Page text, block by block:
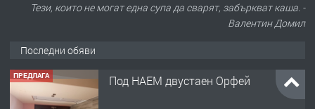
Тези, които не могат една супа да сварят, забъркват каша. -
Валентин Домил
Последни обяви
ПРЕДЛАГА
Нов апартамент на ул. Липа до